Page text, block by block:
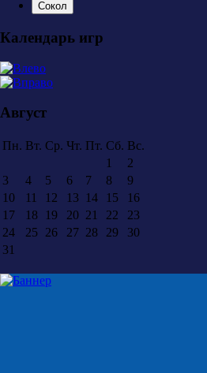
Сокол
Календарь игр
Август
Пн. Вт. Ср. Чт. Пт. Сб. Вс.
1
2
3
4 5 6 7 8
9
10
11 12 13 14 15
16
17
18 19 20 21 22
23
24
25 26 27 28 29
30
31